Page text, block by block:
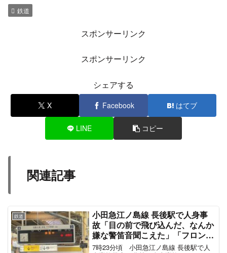
鉄道
スポンサーリンク
スポンサーリンク
シェアする
X Facebook はてブ
LINE コピー
関連記事
鉄道
小田急江ノ島線 長後駅で人身事
故「目の前で飛び込んだ、なんか
嫌な警笛音聞こえた」「フロント
ガラス大破」運転見合わせ電車遅
7時23分頃 小田急江ノ島線 長後駅で人